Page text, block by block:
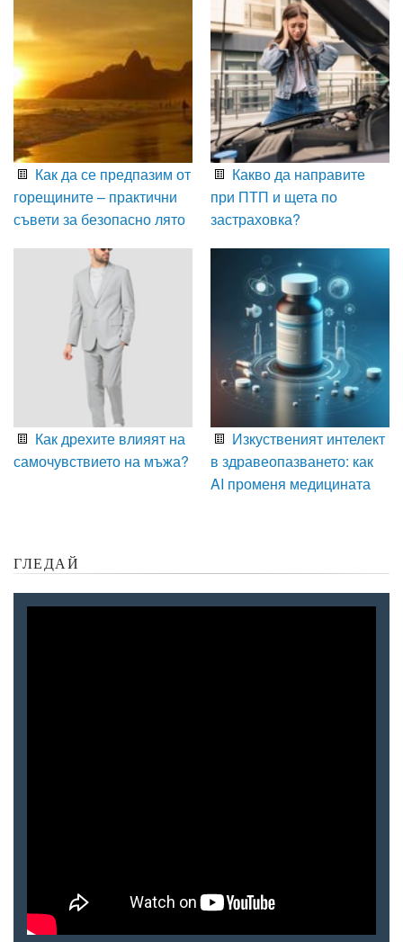
Как да се предпазим от
горещините – практични
съвети за безопасно лято
Какво да направите
при ПТП и щета по
застраховка?
Как дрехите влияят на
самочувствието на мъжа?
Изкуственият интелект
в здравеопазването: как
AI променя медицината
ГЛЕДАЙ